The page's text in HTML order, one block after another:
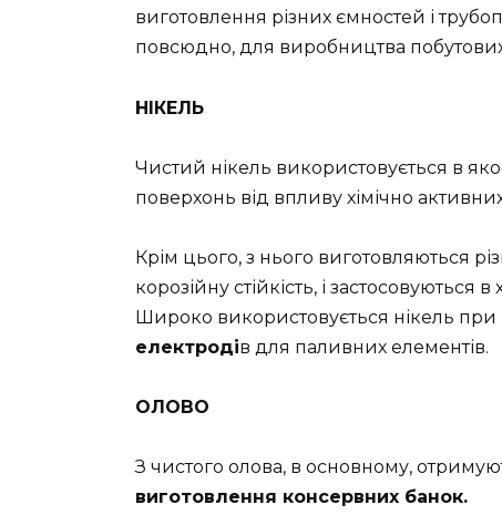
виготовлення різних ємностей і
повсюдно, для виробництва
НІКЕЛЬ
Чистий нікель використовується в
поверхонь від впливу хімічно
Крім цього, з нього виготовляються
корозійну стійкість, і застосовуються
Широко використовується нікель при
електродів для паливних елементів.
ОЛОВО
З чистого олова, в основному,
виготовлення консервних банок.